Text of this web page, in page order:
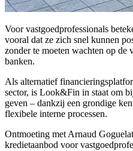
Voor vastgoedprofessionals
vooral dat ze zich snel kunnen
zonder te moeten wachten op de
banken.
Als alternatief
sector, is Look&Fin in staat om
geven – dankzij een grondige
flexibele interne processen.
Ontmoeting met Arnaud
kredietaanbod voor